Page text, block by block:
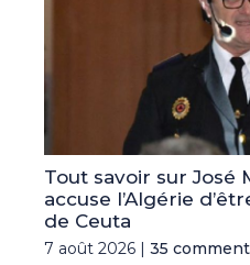
Tout savoir sur José
accuse l’Algérie
de Ceuta
7 août 2026 | 35